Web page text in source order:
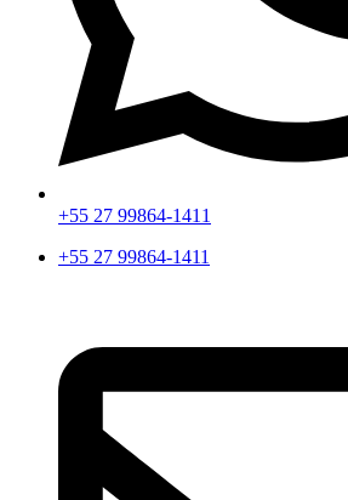
+55 27 99864-1411
+55 27 99864-1411